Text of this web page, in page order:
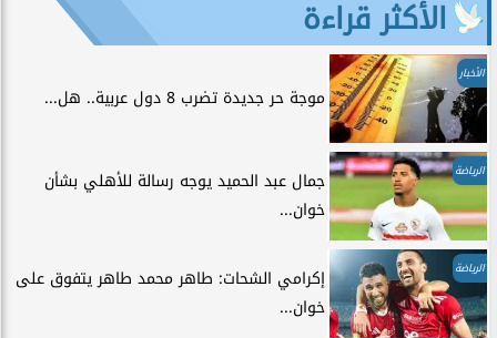
الأكثر قراءة
الأخبار
موجة حر جديدة تضرب 8 دول عربية.. هل...
الرياضة
جمال عبد الحميد يوجه رسالة للأهلي بشأن
خوان...
الرياضة
إكرامي الشحات: طاهر محمد طاهر يتفوق على
خوان...